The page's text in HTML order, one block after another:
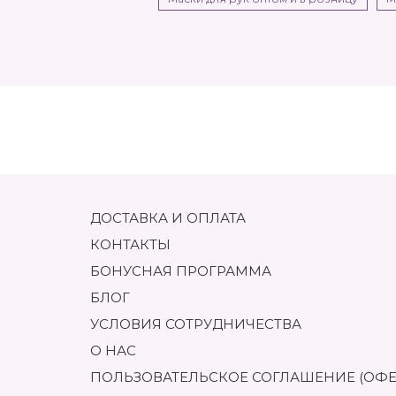
ДОСТАВКА И ОПЛАТА
КОНТАКТЫ
БОНУСНАЯ ПРОГРАММА
БЛОГ
УСЛОВИЯ СОТРУДНИЧЕСТВА
О НАС
ПОЛЬЗОВАТЕЛЬСКОЕ СОГЛАШЕНИЕ